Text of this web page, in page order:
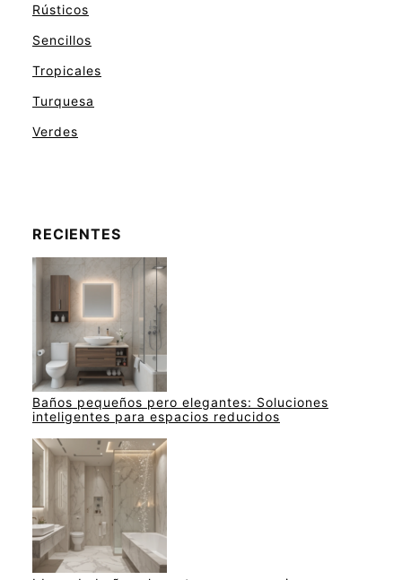
Rústicos
Sencillos
Tropicales
Turquesa
Verdes
RECIENTES
Baños pequeños pero elegantes: Soluciones
inteligentes para espacios reducidos